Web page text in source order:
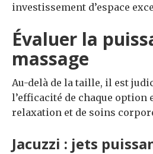
investissement d’espace
Évaluer la
massage
Au-delà de la taille, il est
l’efficacité de chaque option
relaxation et de soins
Jacuzzi : jets